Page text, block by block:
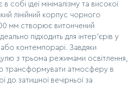
в собі ідеї мінімалізму та високої
лінійний корпус чорного
мм створює витончений
підходить для інтер'єрів у
контемпорарі. Завдяки
з трьома режимами освітлення,
трансформувати атмосферу в
до затишної вечірньої за